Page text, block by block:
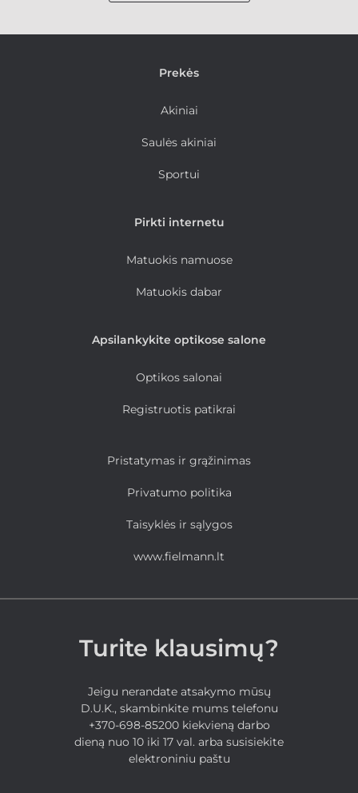
Prekės
Akiniai
Saulės akiniai
Sportui
Pirkti internetu
Matuokis namuose
Matuokis dabar
Apsilankykite optikose salone
Optikos salonai
Registruotis patikrai
Pristatymas ir grąžinimas
Privatumo politika
Taisyklės ir sąlygos
www.fielmann.lt
Turite klausimų?
Jeigu nerandate atsakymo mūsų
D.U.K., skambinkite mums telefonu
+370-698-85200 kiekvieną darbo
dieną nuo 10 iki 17 val. arba susisiekite
elektroniniu paštu